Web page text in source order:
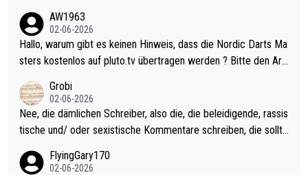
Allerdings ist Mitchell Lawrie als Nummer 1 der Welt eh qualifi
ziert. Somit ändert die automatische Qualifikation des Weltmei
sters erstmal nichts. Ich denke sie wollen damit für nächstes J
ohl wenig WDF Turniere spielen. Dies war bei Archie Self letzt
es Jahr der Fall. Er musste als amtierender Weltmeister durch
den Qualifier und ich glaube kaum, dass Mitchel sich das (in Ve
gas) antun würde, wenn er doch eigentlich die PDC-WM als Zi
el hat.
AW1963
02-06-2026
Hallo, warum gibt es keinen Hinweis, dass die Nordic Darts Ma
sters kostenlos auf pluto.tv übertragen werden ? Bitte den Arti
Grobi
02-06-2026
Nee, die dämlichen Schreiber, also die, die beleidigende, rassis
tische und/ oder sexistische Kommentare schreiben, die sollte
s Leben in den Griff kriegen. Nur eins wundert mich: Luke Little
FlyingGary170
02-06-2026